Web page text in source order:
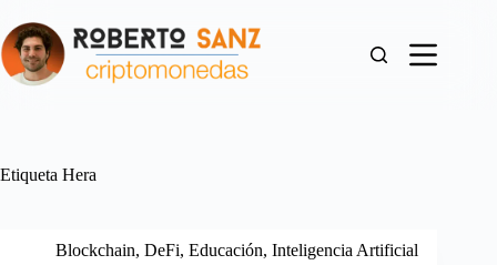
al
contenido
Etiqueta Hera
Blockchain, DeFi, Educación, Inteligencia Artificial